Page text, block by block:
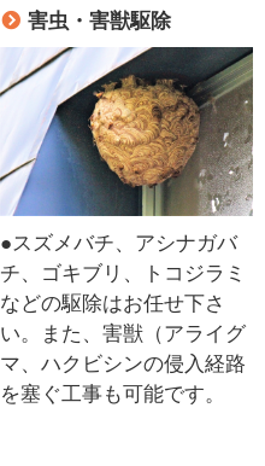
害虫・害獣駆除
●スズメバチ、アシナガバ
チ、ゴキブリ、トコジラミ
などの駆除はお任せ下さ
い。また、害獣（アライグ
マ、ハクビシンの侵入経路
を塞ぐ工事も可能です。